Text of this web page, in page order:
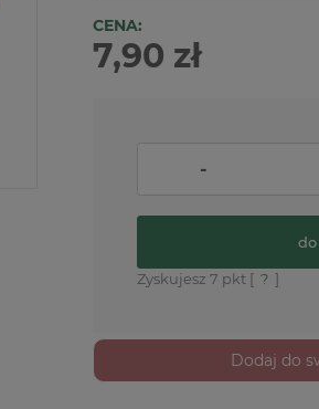
CENA:
7,90 zł
-
do
Zyskujesz 7 pkt [ ? ]
Dodaj do